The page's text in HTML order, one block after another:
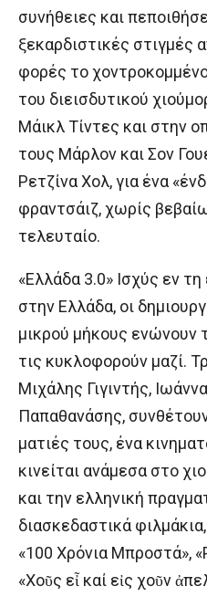
συνήθειες και
ξεκαρδιστικές στιγμές
φορές το
του διεισδυτικού
Μάικλ Τίντες και στην
τους Μάρλον και Σον
Ρετζίνα Χολ, για ένα
φραντσάιζ, χωρίς
τελευταίο.
«Ελλάδα 3.0» Ισχύς εν
στην Ελλάδα, οι
μικρού μήκους ενώνουν
τις κυκλοφορούν μαζί.
Μιχάλης Γιγιντής,
Παπαθανάσης,
ματιές τους, ένα
κινείται ανάμεσα στο
και την ελληνική
διασκεδαστικά
«100 Χρόνια Μπροστά»,
«Χοῦς εἶ καί εἰς χοῦν